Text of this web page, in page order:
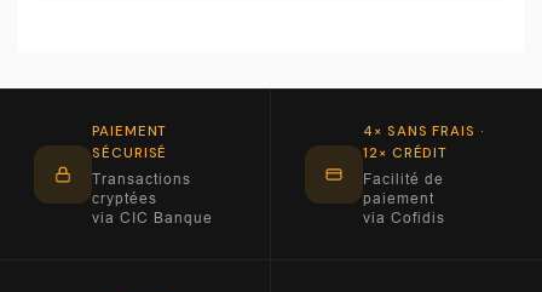
PAIEMENT
SÉCURISÉ
Transactions
cryptées
via CIC Banque
4× SANS FRAIS ·
12× CRÉDIT
Facilité de
paiement
via Cofidis